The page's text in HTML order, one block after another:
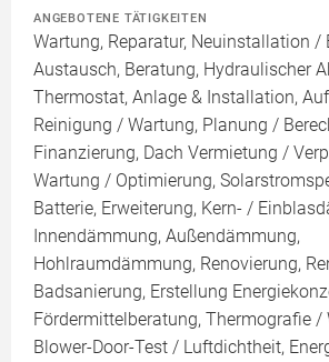
ANGEBOTENE TÄTIGKEITEN
Wartung, Reparatur, Neuinstallation /
Austausch, Beratung, Hydraulischer
Thermostat, Anlage & Installation,
Reinigung / Wartung, Planung /
Finanzierung, Dach Vermietung /
Wartung / Optimierung,
Batterie, Erweiterung, Kern- /
Innendämmung, Außendämmung,
Hohlraumdämmung, Renovierung,
Badsanierung, Erstellung
Fördermittelberatung, Thermografie /
Blower-Door-Test / Luftdichtheit,